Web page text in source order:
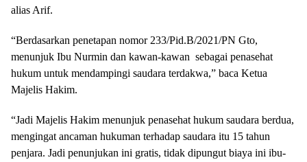
alias Arif.
“Berdasarkan penetapan nomor 233/Pid.B/2021/PN Gto,
menunjuk Ibu Nurmin dan kawan-kawan sebagai penasehat
hukum untuk mendampingi saudara terdakwa,” baca Ketua
Majelis Hakim.
“Jadi Majelis Hakim menunjuk penasehat hukum saudara berdua,
mengingat ancaman hukuman terhadap saudara itu 15 tahun
penjara. Jadi penunjukan ini gratis, tidak dipungut biaya ini ibu-